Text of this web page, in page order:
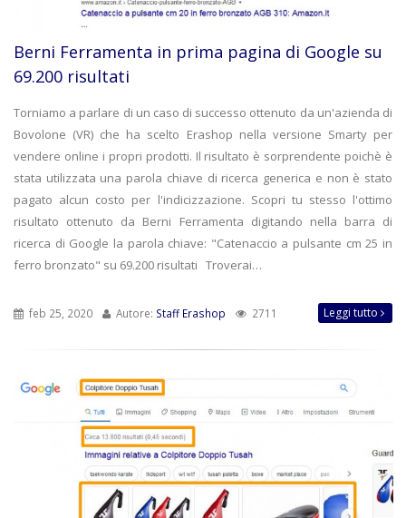
Berni Ferramenta in prima pagina di Google su
69.200 risultati
Torniamo a parlare di un caso di successo ottenuto da un'azienda di
Bovolone (VR) che ha scelto Erashop nella versione Smarty per
vendere online i propri prodotti. Il risultato è sorprendente poichè è
stata utilizzata una parola chiave di ricerca generica e non è stato
pagato alcun costo per l'indicizzazione. Scopri tu stesso l'ottimo
risultato ottenuto da Berni Ferramenta digitando nella barra di
ricerca di Google la parola chiave: "Catenaccio a pulsante cm 25 in
ferro bronzato" su 69.200 risultati Troverai…
feb 25, 2020 Autore: Staff Erashop 2711 Leggi tutto